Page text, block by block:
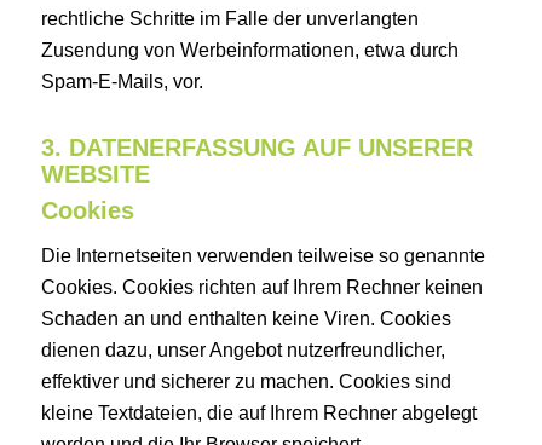
rechtliche Schritte im Falle der unverlangten
Zusendung von Werbeinformationen, etwa durch
Spam-E-Mails, vor.
3. DATENERFASSUNG AUF UNSERER
WEBSITE
Cookies
Die Internetseiten verwenden teilweise so genannte
Cookies. Cookies richten auf Ihrem Rechner keinen
Schaden an und enthalten keine Viren. Cookies
dienen dazu, unser Angebot nutzerfreundlicher,
effektiver und sicherer zu machen. Cookies sind
kleine Textdateien, die auf Ihrem Rechner abgelegt